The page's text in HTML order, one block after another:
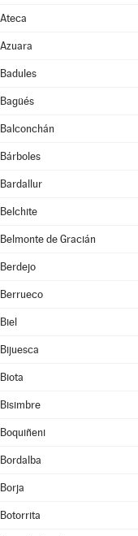
Ateca
Azuara
Badules
Bagüés
Balconchán
Bárboles
Bardallur
Belchite
Belmonte de Gracián
Berdejo
Berrueco
Biel
Bijuesca
Biota
Bisimbre
Boquiñeni
Bordalba
Borja
Botorrita